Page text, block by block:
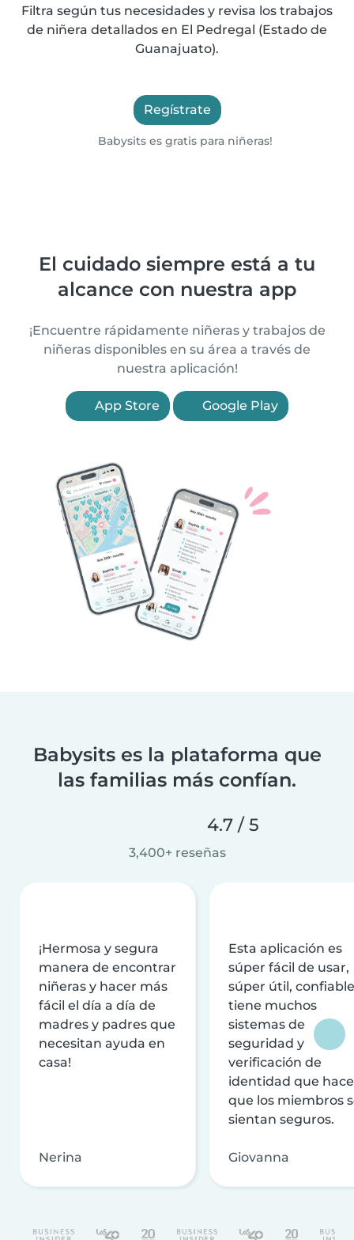
Filtra según tus necesidades y revisa los trabajos
de niñera detallados en El Pedregal (Estado de
Guanajuato).
Regístrate
Babysits es gratis para niñeras!
El cuidado siempre está a tu
alcance con nuestra app
¡Encuentre rápidamente niñeras y trabajos de
niñeras disponibles en su área a través de
nuestra aplicación!
App Store Google Play
Babysits es la plataforma que
las familias más confían.
4.7 / 5
3,400+ reseñas
¡Hermosa y segura
manera de encontrar
niñeras y hacer más
fácil el día a día de
madres y padres que
necesitan ayuda en
casa!
Nerina
Esta aplicación es
súper fácil de usar,
súper útil,
tiene muchos
sistemas de
seguridad y
verificación de
identidad que
que los miembros
sientan seguros.
Giovanna